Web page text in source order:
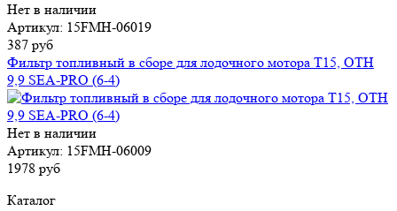
Нет в наличии
Артикул: 15FMH-06019
387 руб
Фильтр топливный в сборе для лодочного мотора T15, OTH
9,9 SEA-PRO (6-4)
Нет в наличии
Артикул: 15FMH-06009
1978 руб
Каталог